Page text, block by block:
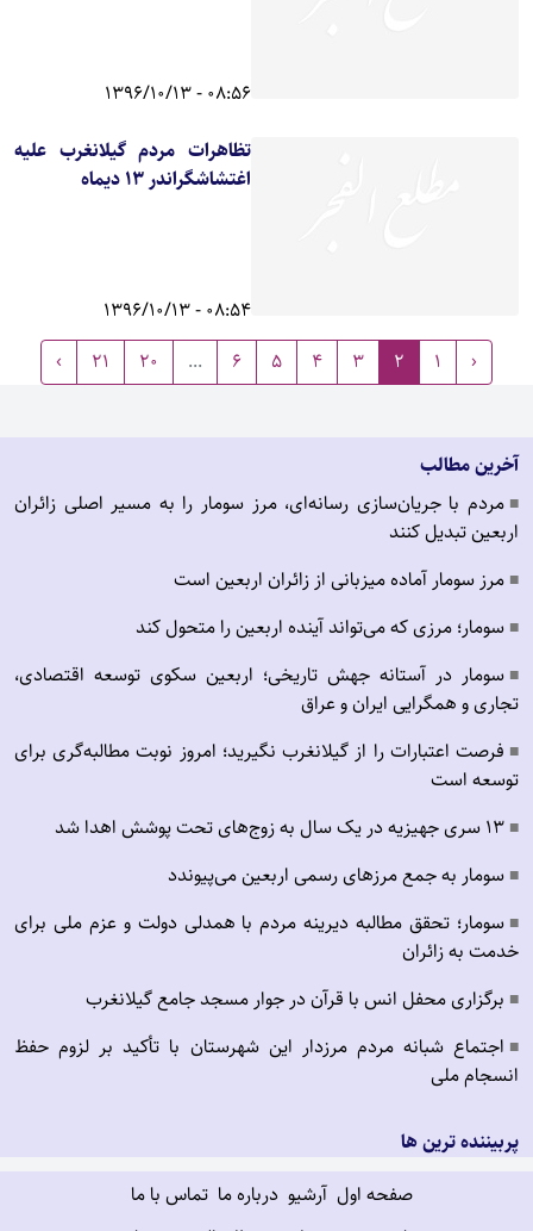
08:56 - 1396/10/13
تظاهرات مردم گیلانغرب علیه
اغتشاشگراندر 13 دیماه
08:54 - 1396/10/13
‹
1
2
3
4
5
6
...
20
21
›
آخرین مطالب
■ مردم با جریان‌سازی رسانه‌ای، مرز سومار را به مسیر اصلی زائران
اربعین تبدیل کنند
■ مرز سومار آماده میزبانی از زائران اربعین است
■ سومار؛ مرزی که می‌تواند آینده اربعین را متحول کند
■ سومار در آستانه جهش تاریخی؛ اربعین سکوی توسعه اقتصادی،
تجاری و همگرایی ایران و عراق
■ فرصت اعتبارات را از گیلانغرب نگیرید؛ امروز نوبت مطالبه‌گری برای
توسعه است
■ ۱۳ سری جهیزیه در یک سال به زوج‌های تحت پوشش اهدا شد
■ سومار به جمع مرزهای رسمی اربعین می‌پیوندد
■ سومار؛ تحقق مطالبه دیرینه مردم با همدلی دولت و عزم ملی برای
خدمت به زائران
■ برگزاری محفل انس با قرآن در جوار مسجد جامع گیلانغرب
■ اجتماع شبانه مردم مرزدار این شهرستان با تأکید بر لزوم حفظ
انسجام ملی
پربیننده ترین ها
صفحه اول آرشیو درباره ما تماس با ما